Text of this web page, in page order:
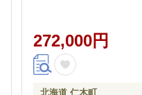
ややか 特A [JA新おたる]
272,000円
北海道 仁木町